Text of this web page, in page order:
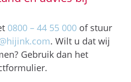
0800 – 44 55 000 of stuur
. Wilt u dat wij
Gebruik dan het